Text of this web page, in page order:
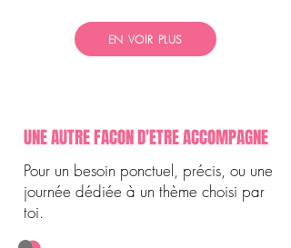
EN VOIR PLUS
UNE AUTRE FACON D'ETRE ACCOMPAGNE
Pour un besoin ponctuel, précis, ou une
journée dédiée à un thème choisi par
toi.